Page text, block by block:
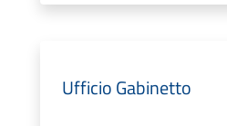
Ufficio Gabinetto